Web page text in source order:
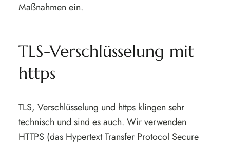
Maßnahmen ein.
TLS-Verschlüsselung mit
https
TLS, Verschlüsselung und https klingen sehr
technisch und sind es auch. Wir verwenden
HTTPS (das Hypertext Transfer Protocol Secure